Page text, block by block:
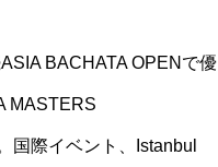
BACHATA OPENで優
MASTERS
国際イベント、Istanbul